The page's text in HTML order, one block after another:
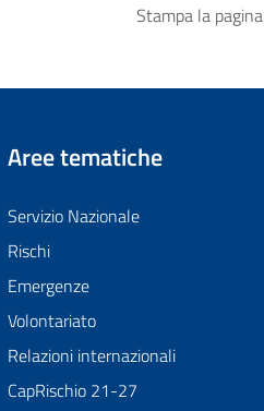
Stampa la pagina
Aree tematiche
Servizio Nazionale
Rischi
Emergenze
Volontariato
Relazioni internazionali
CapRischio 21-27